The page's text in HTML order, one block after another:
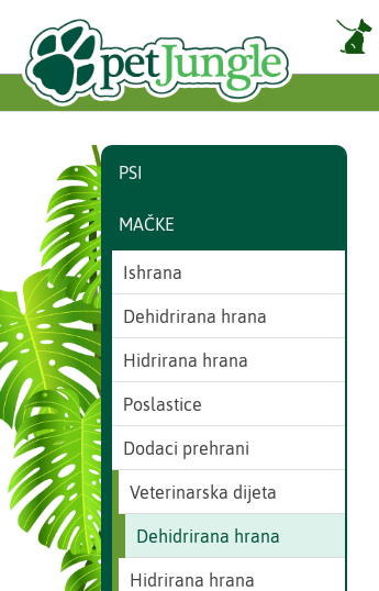
PSI
MAČKE
Ishrana
Dehidrirana hrana
Hidrirana hrana
Poslastice
Dodaci prehrani
Veterinarska dijeta
Dehidrirana hrana
Hidrirana hrana